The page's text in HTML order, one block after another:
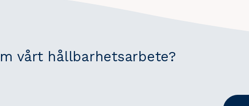
vårt hållbarhetsarbete?